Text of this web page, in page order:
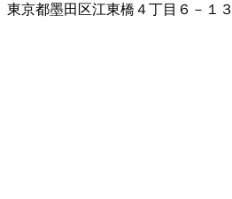
東京都墨田区江東橋４丁目６－１３